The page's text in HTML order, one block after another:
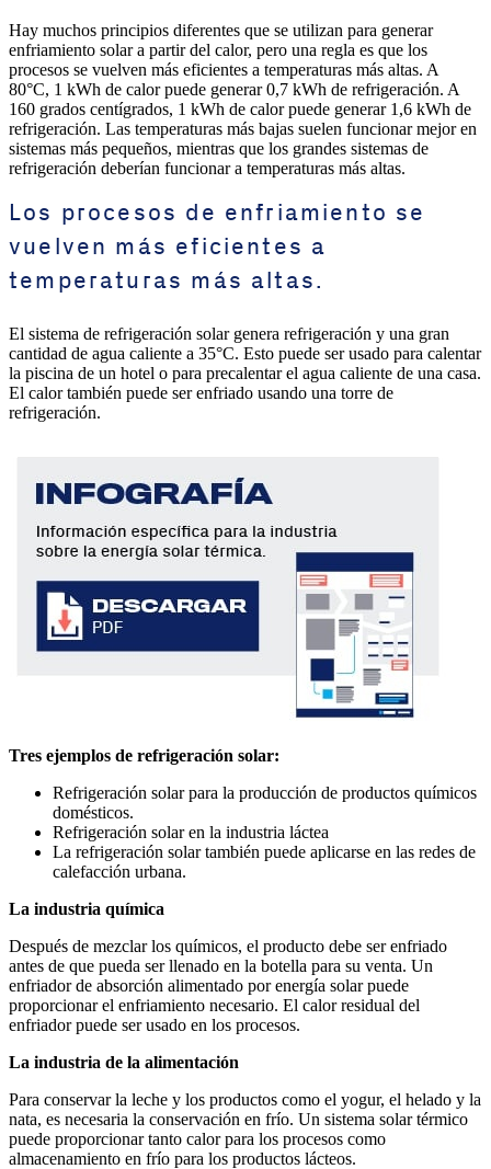
Hay muchos principios diferentes que se utilizan para generar
enfriamiento solar a partir del calor, pero una regla es que los
procesos se vuelven más eficientes a temperaturas más altas. A
80°C, 1 kWh de calor puede generar 0,7 kWh de refrigeración. A
160 grados centígrados, 1 kWh de calor puede generar 1,6 kWh de
refrigeración. Las temperaturas más bajas suelen funcionar mejor en
sistemas más pequeños, mientras que los grandes sistemas de
refrigeración deberían funcionar a temperaturas más altas.
Los procesos de enfriamiento se
vuelven más eficientes a
temperaturas más altas.
El sistema de refrigeración solar genera refrigeración y una gran
cantidad de agua caliente a 35°C. Esto puede ser usado para calentar
la piscina de un hotel o para precalentar el agua caliente de una casa.
El calor también puede ser enfriado usando una torre de
refrigeración.
Tres ejemplos de refrigeración solar:
Refrigeración solar para la producción de productos químicos
domésticos.
Refrigeración solar en la industria láctea
La refrigeración solar también puede aplicarse en las redes de
calefacción urbana.
La industria química
Después de mezclar los químicos, el producto debe ser enfriado
antes de que pueda ser llenado en la botella para su venta. Un
enfriador de absorción alimentado por energía solar puede
proporcionar el enfriamiento necesario. El calor residual del
enfriador puede ser usado en los procesos.
La industria de la alimentación
Para conservar la leche y los productos como el yogur, el helado y la
nata, es necesaria la conservación en frío. Un sistema solar térmico
puede proporcionar tanto calor para los procesos como
almacenamiento en frío para los productos lácteos.